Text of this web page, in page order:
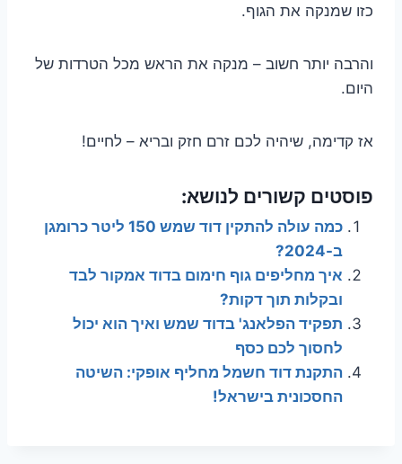
כזו שמנקה את הגוף.
והרבה יותר חשוב – מנקה את הראש מכל הטרדות של
היום.
אז קדימה, שיהיה לכם זרם חזק ובריא – לחיים!
פוסטים קשורים לנושא:
כמה עולה להתקין דוד שמש 150 ליטר כרומגן
ב-2024?
איך מחליפים גוף חימום בדוד אמקור לבד
ובקלות תוך דקות?
תפקיד הפלאנג' בדוד שמש ואיך הוא יכול
לחסוך לכם כסף
התקנת דוד חשמל מחליף אופקי: השיטה
החסכונית בישראל!